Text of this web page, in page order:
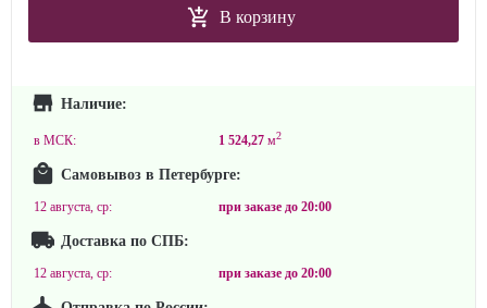
В корзину
Наличие:
в МСК: 1 524,27 м2
Самовывоз в Петербурге:
12 августа, ср: при заказе до 20:00
Доставка по СПБ:
12 августа, ср: при заказе до 20:00